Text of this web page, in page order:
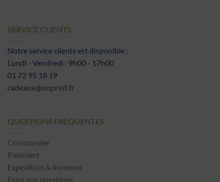
SERVICE CLIENTS
Notre service clients est disponible :
Lundi - Vendredi : 9h00 - 17h00
01 72 95 18 19
cadeaux@ooprint.fr
QUESTIONS FRÉQUENTES
Commander
Paiement
Expédition & livraison
Foire aux questions